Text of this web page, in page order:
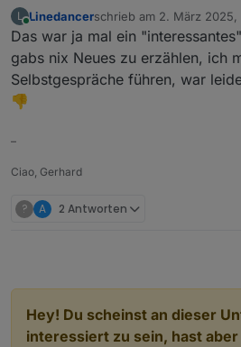
L Linedancerschrieb am 2. März 2025,
zuletzt editiert von
Das war ja mal ein
gabs nix Neues zu erzählen, ich
Selbstgespräche führen, war
👎
–
Ciao, Gerhard
? A 2 Antworten
Hey! Du scheinst an dieser
interessiert zu sein, hast